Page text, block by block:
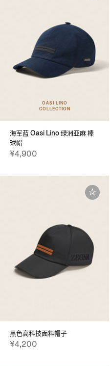
OASI LINO
COLLECTION
海军蓝 Oasi Lino 绿洲亚麻 棒
球帽
¥4,900
黑色高科技面料帽子
¥4,200